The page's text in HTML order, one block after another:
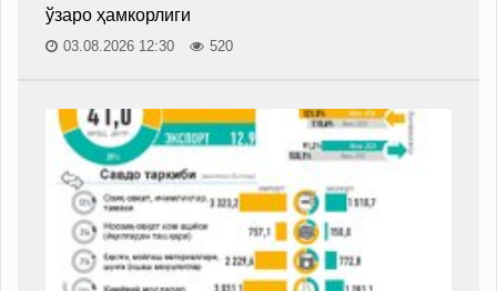
ўзаро ҳамкорлиги
03.08.2026 12:30 520